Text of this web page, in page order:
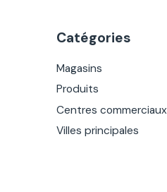
Catégories
Magasins
Produits
Centres commerciaux
Villes principales